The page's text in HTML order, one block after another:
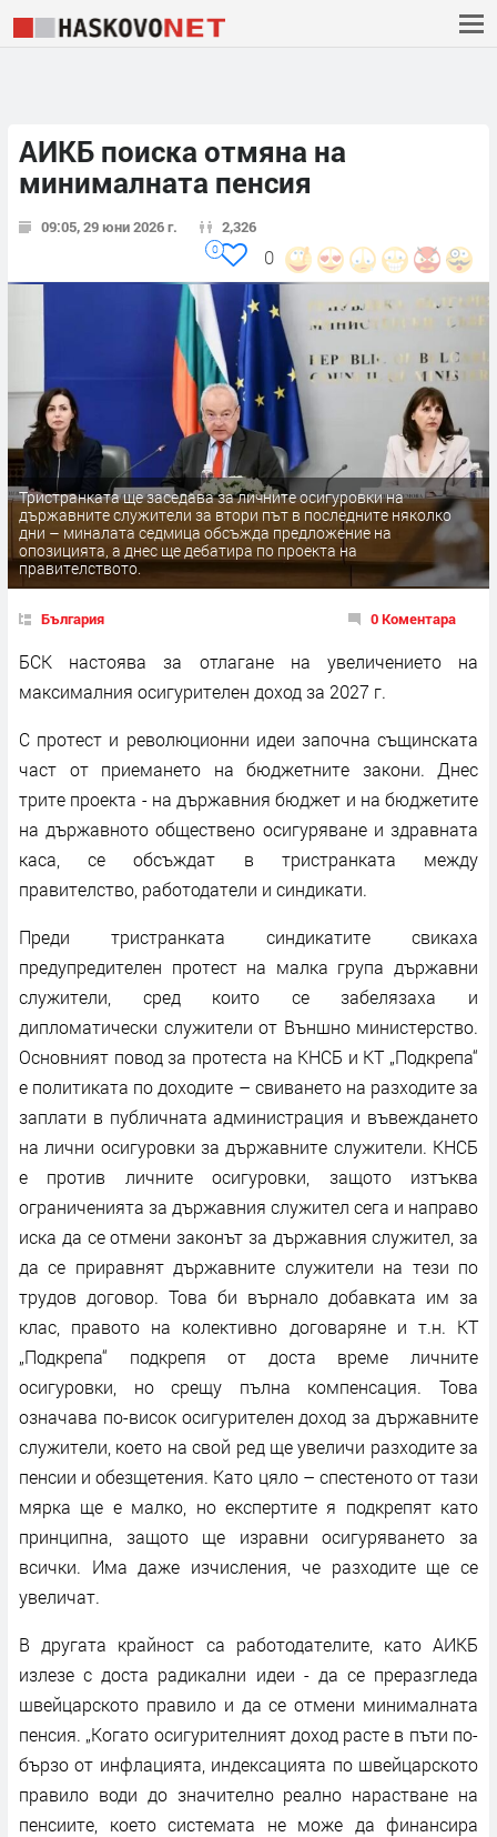
АИКБ поиска отмяна на
минималната пенсия
09:05, 29 юни 2026 г. 2,326
0
0
Тристранката ще заседава за личните осигуровки на
държавните служители за втори път в последните няколко
дни – миналата седмица обсъжда предложение на
опозицията, а днес ще дебатира по проекта на
правителството.
България 0 Коментара
БСК настоява за отлагане на увеличението на
максималния осигурителен доход за 2027 г.
С протест и революционни идеи започна същинската
част от приемането на бюджетните закони. Днес
трите проекта - на държавния бюджет и на бюджетите
на държавното обществено осигуряване и здравната
каса, се обсъждат в тристранката между
правителство, работодатели и синдикати.
Преди тристранката синдикатите свикаха
предупредителен протест на малка група държавни
служители, сред които се забелязаха и
дипломатически служители от Външно министерство.
Основният повод за протеста на КНСБ и КТ „Подкрепа“
е политиката по доходите – свиването на разходите за
заплати в публичната администрация и въвеждането
на лични осигуровки за държавните служители. КНСБ
е против личните осигуровки, защото изтъква
ограниченията за държавния служител сега и направо
иска да се отмени законът за държавния служител, за
да се приравнят държавните служители на тези по
трудов договор. Това би върнало добавката им за
клас, правото на колективно договаряне и т.н. КТ
„Подкрепа“ подкрепя от доста време личните
осигуровки, но срещу пълна компенсация. Това
означава по-висок осигурителен доход за държавните
служители, което на свой ред ще увеличи разходите за
пенсии и обезщетения. Като цяло – спестеното от тази
мярка ще е малко, но експертите я подкрепят като
принципна, защото ще изравни осигуряването за
всички. Има даже изчисления, че разходите ще се
увеличат.
В другата крайност са работодателите, като АИКБ
излезе с доста радикални идеи - да се преразгледа
швейцарското правило и да се отмени минималната
пенсия. „Когато осигурителният доход расте в пъти по-
бързо от инфлацията, индексацията по швейцарското
правило води до значително реално нарастване на
пенсиите, което системата не може да финансира